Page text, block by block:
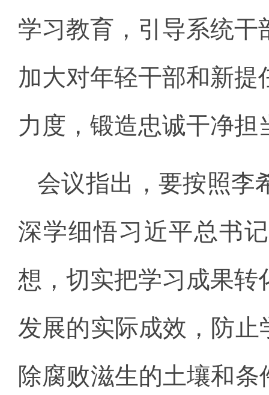
学习教育，引导系统
加大对年轻干部和新
力度，锻造忠诚干净担
会议指出，要按照李
深学细悟习近平总书
想，切实把学习成果
发展的实际成效，防止
除腐败滋生的土壤和